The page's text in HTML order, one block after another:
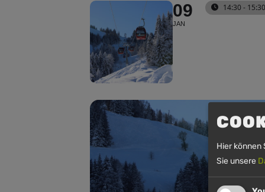
09
JAN
14:30 - 15:30
Hier können
Sie unsere